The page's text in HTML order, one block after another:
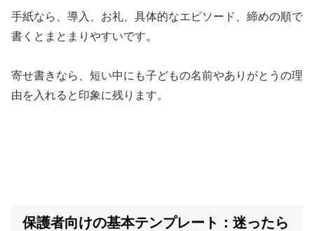
手紙なら、導入、お礼、具体的なエピソード、締めの順で
書くとまとまりやすいです。
寄せ書きなら、短い中にも子どもの名前やありがとうの理
由を入れると印象に残ります。
保護者向けの基本テンプレート：迷ったら